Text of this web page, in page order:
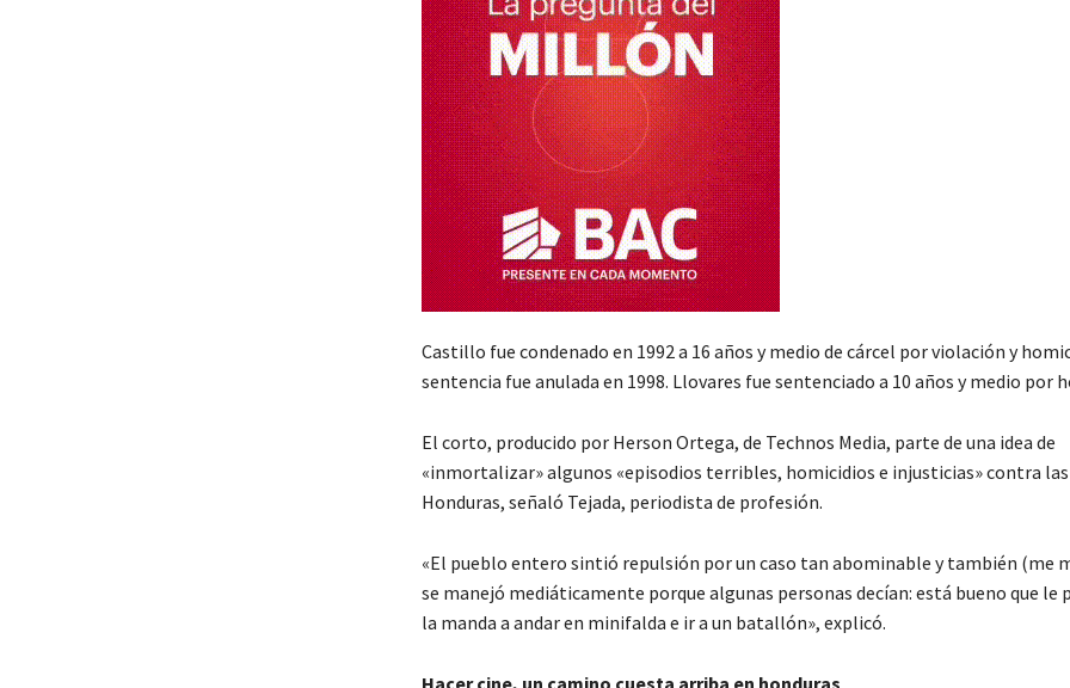
Castillo fue condenado en 1992 a 16 años y medio de cárcel por violación y
sentencia fue anulada en 1998. Llovares fue sentenciado a 10 años y medio por
El corto, producido por Herson Ortega, de Technos Media, parte de una idea de
«inmortalizar» algunos «episodios terribles, homicidios e injusticias» contra
Honduras, señaló Tejada, periodista de profesión.
«El pueblo entero sintió repulsión por un caso tan abominable y también (me
se manejó mediáticamente porque algunas personas decían: está bueno que le
la manda a andar en minifalda e ir a un batallón», explicó.
Hacer cine, un camino cuesta arriba en honduras